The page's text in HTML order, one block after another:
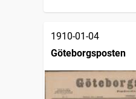
1910-01-04
Göteborgsposten